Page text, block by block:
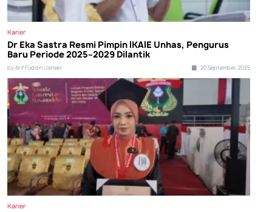
Karier
Dr Eka Sastra Resmi Pimpin IKAIE Unhas, Pengurus
Baru Periode 2025–2029 Dilantik
by Arif Fuddin Usman 20 September, 2025
Karier